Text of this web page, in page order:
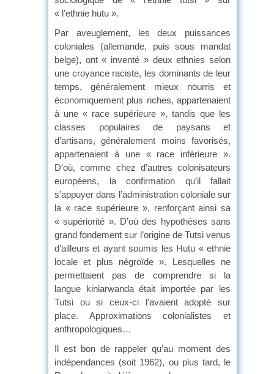
« l’ethnie hutu ».
Par aveuglement, les deux puissances
coloniales (allemande, puis sous mandat
belge), ont « inventé » deux ethnies selon
une croyance raciste, les dominants de leur
temps, généralement mieux nourris et
économiquement plus riches, appartenaient
à une « race supérieure », tandis que les
classes populaires de paysans et
d’artisans, généralement moins favorisés,
appartenaient à une « race inférieure ».
D’où, comme chez d’autres colonisateurs
européens, la confirmation qu’il fallait
s’appuyer dans l’administration coloniale sur
la « race supérieure », renforçant ainsi sa
« supériorité ». D’où des hypothèses sans
grand fondement sur l’origine de Tutsi venus
d’ailleurs et ayant soumis les Hutu « ethnie
locale et plus négroïde ». Lesquelles ne
permettaient pas de comprendre si la
langue kiniarwanda était importée par les
Tutsi ou si ceux-ci l’avaient adopté sur
place. Approximations colonialistes et
anthropologiques…
Il est bon de rappeler qu’au moment des
indépendances (soit 1962), ou plus tard, le